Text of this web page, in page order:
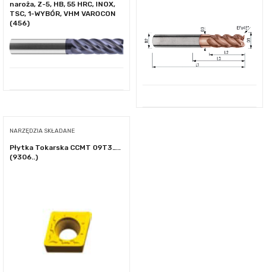
naroża, Z-5, HB, 55 HRC, INOX,
TSC, 1-WYBÓR, VHM VAROCON
(456)
NARZĘDZIA SKŁADANE
Płytka Tokarska CCMT 09T3…..
(9306..)